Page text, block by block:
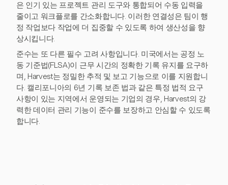
은 인기 있는 프로젝트 관리 도구와 통합되어 수동 입력을
줄이고 워크플로를 간소화합니다. 이러한 연결성은 팀이 행
정 작업보다 작업에 더 집중할 수 있도록 하여 생산성을 향
상시킵니다.
준수는 또 다른 필수 고려 사항입니다. 미국에서는 공정 노
동 기준법(FLSA)이 근무 시간의 정확한 기록 유지를 요구하
며, Harvest는 정밀한 추적 및 보고 기능으로 이를 지원합니
다. 캘리포니아의 6년 기록 보존 법과 같은 특정 법적 요구
사항이 있는 지역에서 운영되는 기업의 경우, Harvest의 강
력한 데이터 관리 기능이 준수를 보장하고 안심할 수 있도록
합니다.